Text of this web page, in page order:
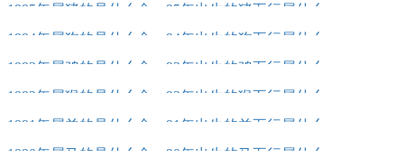
1995年属猪的是什么命，95年出生的猪五行属什么
1994年属狗的是什么命，94年出生的狗五行属什么
1993年属鸡的是什么命，93年出生的鸡五行属什么
1992年属猴的是什么命，92年出生的猴五行属什么
1991年属羊的是什么命，91年出生的羊五行属什么
1990年属马的是什么命，90年出生的马五行属什么